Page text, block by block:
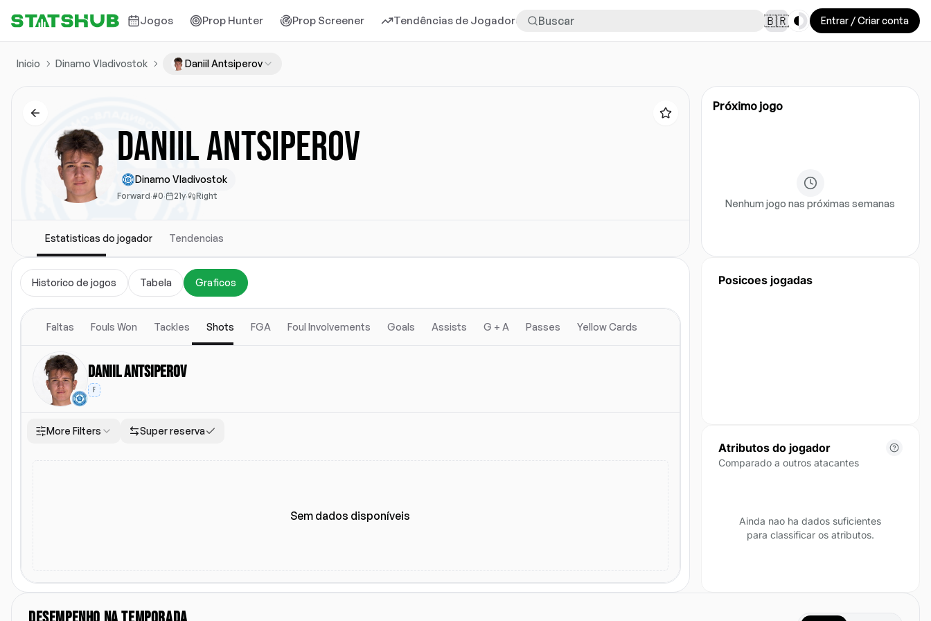
Jogos Prop Hunter Prop Screener Tendências de Jogadores Mais 🇧🇷 Toggle theme
Entrar / Criar conta
Inicio Dinamo Vladivostok Daniil Antsiperov
Daniil Antsiperov
Dinamo Vladivostok
Forward·#0· 21y· Right
Estatisticas do jogador Tendencias
Próximo jogo
Nenhum jogo nas próximas semanas
Historico de jogos Tabela Graficos
Faltas Fouls Won Tackles Shots FGA Foul Involvements Goals Assists G + A Passes Yellow Cards
Daniil Antsiperov
F
More Filters Super reserva
Sem dados disponíveis
Posicoes jogadas
Atributos do jogador
Comparado a outros atacantes
Ainda nao ha dados suficientes
para classificar os atributos.